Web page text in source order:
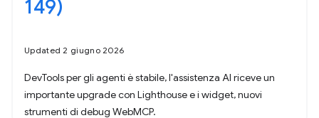
149)
Updated 2 giugno 2026
DevTools per gli agenti è stabile, l'assistenza AI riceve un
importante upgrade con Lighthouse e i widget, nuovi
strumenti di debug WebMCP.